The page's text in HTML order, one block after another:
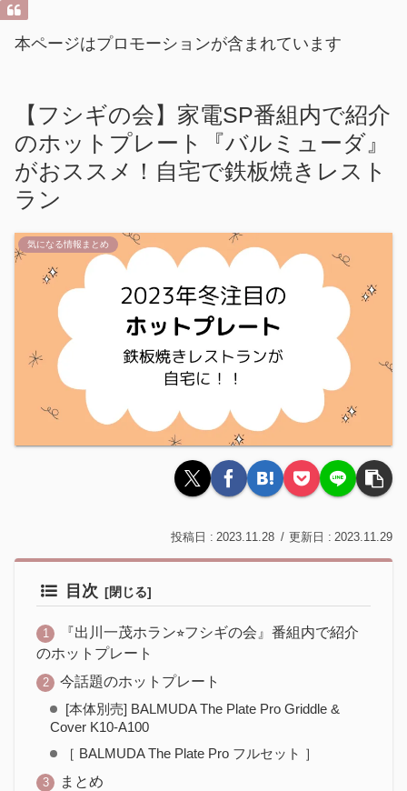
本ページはプロモーションが含まれています
【フシギの会】家電SP番組内で紹介
のホットプレート『バルミューダ』
がおススメ！自宅で鉄板焼きレスト
ラン
気になる情報まとめ
2023.11.28 2023.11.29
目次
『出川一茂ホラン⭐︎フシギの会』番組内で紹介
のホットプレート
今話題のホットプレート
[本体別売] BALMUDA The Plate Pro Griddle &
Cover K10-A100
［ BALMUDA The Plate Pro フルセット ］
まとめ